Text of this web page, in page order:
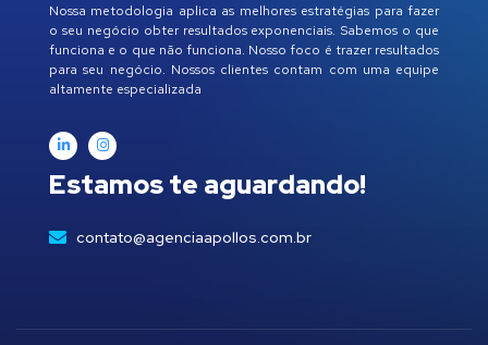
Nossa metodologia aplica as melhores estratégias para fazer
o seu negócio obter resultados exponenciais. Sabemos o que
funciona e o que não funciona. Nosso foco é trazer resultados
para seu negócio. Nossos clientes contam com uma equipe
altamente especializada
Estamos te aguardando!
contato@agenciaapollos.com.br